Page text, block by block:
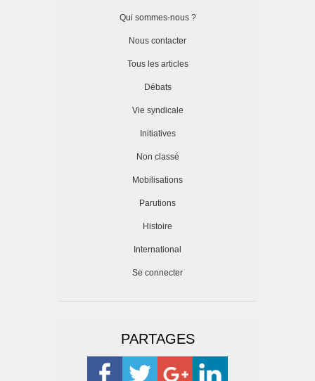
Qui sommes-nous ?
Nous contacter
Tous les articles
Débats
Vie syndicale
Initiatives
Non classé
Mobilisations
Parutions
Histoire
International
Se connecter
PARTAGES